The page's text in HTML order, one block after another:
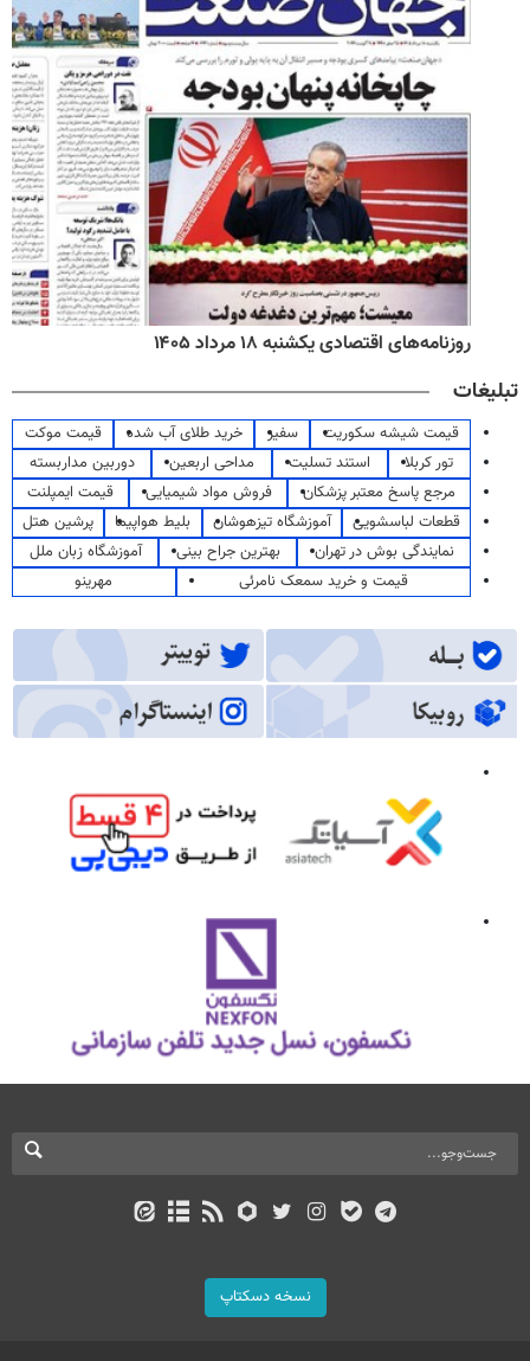
روزنامه‌های اقتصادی یکشنبه ۱۸ مرداد ۱۴۰۵
تبلیغات
قیمت شیشه سکوریت سفیر خرید طلای آب شده
قیمت موکت
تور کربلا
استند تسلیت مداحی اربعین
دوربین مداربسته
مرجع پاسخ معتبر پزشکان
فروش مواد شیمیایی
قیمت ایمپلنت
قطعات لباسشویی
آموزشگاه تیزهوشان بلیط هواپیما
پرشین هتل
نمایندگی بوش در تهران
بهترین جراح بینی
آموزشگاه زبان ملل
قیمت و خرید سمعک نامرئی
مهرینو
نسخه دسکتاپ